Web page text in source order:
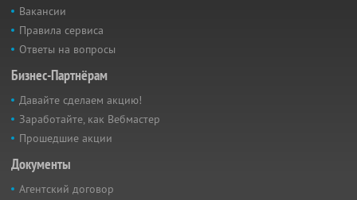
Вакансии
Правила сервиса
Ответы на вопросы
Бизнес-Партнёрам
Давайте сделаем акцию!
Заработайте, как Вебмастер
Прошедшие акции
Документы
Агентский договор